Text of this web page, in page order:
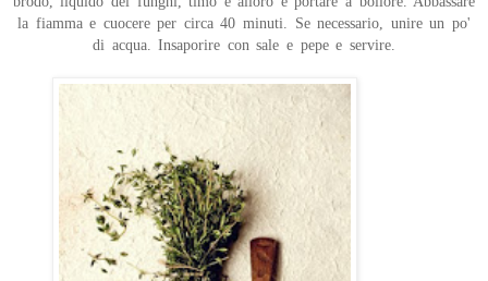
la fiamma e cuocere per circa 40 minuti. Se necessario, unire un po'
di acqua. Insaporire con sale e pepe e servire.